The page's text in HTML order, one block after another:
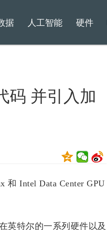
据 人工智能 硬件
码 并引入加
Intel Data Center GPU
特尔的一系列硬件以及